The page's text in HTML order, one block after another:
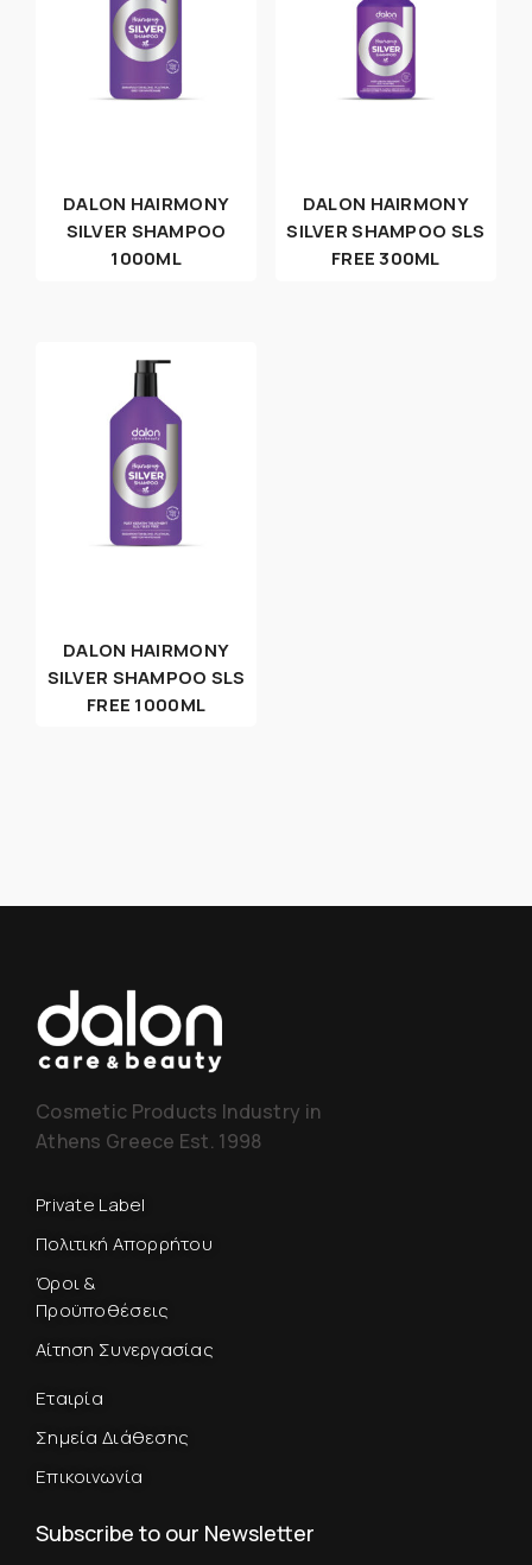
DALON HAIRMONY
SILVER SHAMPOO
1000ML
DALON HAIRMONY
SILVER SHAMPOO SLS
FREE 300ML
DALON HAIRMONY
SILVER SHAMPOO SLS
FREE 1000ML
Cosmetic Products Industry in
Athens Greece Est. 1998
Private Label
Πολιτική Απορρήτου
Όροι &
Προϋποθέσεις
Αίτηση Συνεργασίας
Εταιρία
Σημεία Διάθεσης
Επικοινωνία
Subscribe to our Newsletter